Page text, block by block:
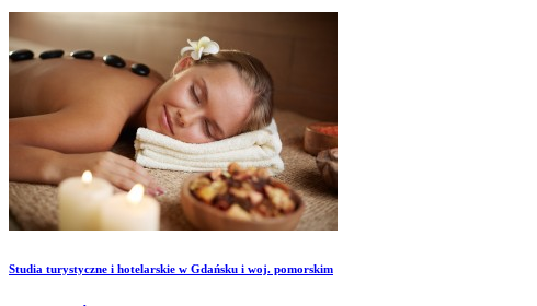
Studia turystyczne i hotelarskie w Gdańsku i woj. pomorskim